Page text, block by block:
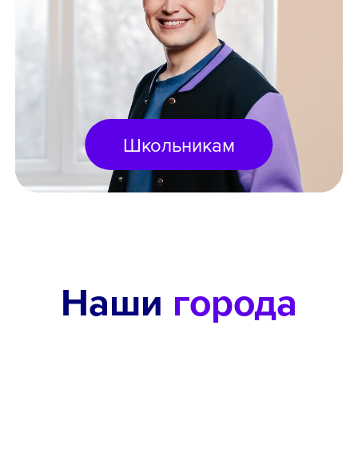
Школьникам
Наши города